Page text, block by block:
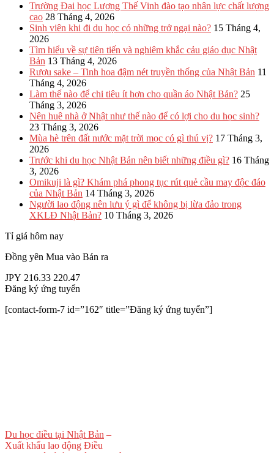
Trường Đại học Lương Thế Vinh đào tạo nhân lực chất lượng
cao 28 Tháng 4, 2026
Sinh viên khi đi du học có những trở ngại nào? 15 Tháng 4,
2026
Tìm hiểu về sự tiên tiến và nghiêm khắc cảu giáo dục Nhật
Bản 13 Tháng 4, 2026
Rượu sake – Tinh hoa đậm nét truyền thống của Nhật Bản 11
Tháng 4, 2026
Làm thế nào để chi tiêu ít hơn cho quần áo Nhật Bản? 25
Tháng 3, 2026
Nên huê nhà ở Nhật như thế nào để có lợi cho du học sinh?
23 Tháng 3, 2026
Mùa hè trên đất nước mặt trời mọc có gì thú vị? 17 Tháng 3,
2026
Trước khi du học Nhật Bản nên biết những điều gì? 16 Tháng
3, 2026
Omikuji là gì? Khám phá phong tục rút quẻ cầu may độc đáo
của Nhật Bản 14 Tháng 3, 2026
Người lao động nên lưu ý gì để không bị lừa đảo trong
XKLĐ Nhật Bản? 10 Tháng 3, 2026
Tỉ giá hôm nay
Đồng yên Mua vào Bán ra
JPY 216.33 220.47
Đăng ký ứng tuyển
[contact-form-7 id=”162″ title=”Đăng ký ứng tuyển”]
Du học điều tại Nhật Bản –
Xuất khẩu lao động Điều